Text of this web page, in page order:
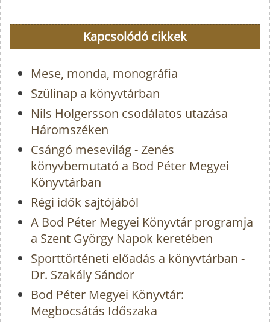
Kapcsolódó cikkek
Mese, monda, monográfia
Szülinap a könyvtárban
Nils Holgersson csodálatos utazása
Háromszéken
Csángó mesevilág - Zenés
könyvbemutató a Bod Péter Megyei
Könyvtárban
Régi idők sajtójából
A Bod Péter Megyei Könyvtár programja
a Szent György Napok keretében
Sporttörténeti előadás a könyvtárban -
Dr. Szakály Sándor
Bod Péter Megyei Könyvtár:
Megbocsátás Időszaka